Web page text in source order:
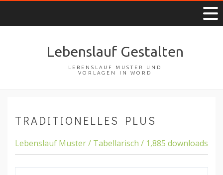
Lebenslauf Gestalten
LEBENSLAUF MUSTER UND
VORLAGEN IN WORD
TRADITIONELLES PLUS
Lebenslauf Muster / Tabellarisch / 1,885 downloads